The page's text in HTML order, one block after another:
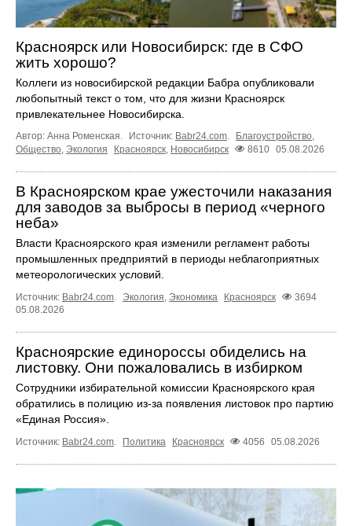
Красноярск или Новосибирск: где в СФО
жить хорошо?
Коллеги из новосибирской редакции Бабра опубликовали
любопытный текст о том, что для жизни Красноярск
привлекательнее Новосибирска.
Автор: Анна Роменская. Источник: Babr24.com Благоустройство
Общество Экология Красноярск Новосибирск 8610 05.08.2026
В Красноярском крае ужесточили наказания
для заводов за выбросы в период «черного
неба»
Власти Красноярского края изменили регламент работы
промышленных предприятий в периоды неблагоприятных
метеорологических условий.
Источник: Babr24.com. Экология, Экономика Красноярск
3694
05.08.2026
Красноярские единороссы обиделись на
листовку. Они пожаловались в избирком
Сотрудники избирательной комиссии Красноярского края
обратились в полицию из-за появления листовок про партию
«Единая Россия».
Источник: Babr24.com. Политика Красноярск 4056 05.08.2026